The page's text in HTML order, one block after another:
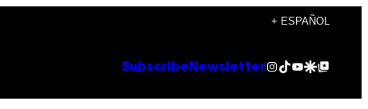
+ ESPAÑOL
Subscribe NewsletterInstagram
TikTok
YouTube
Google Discover
Google Top Posts